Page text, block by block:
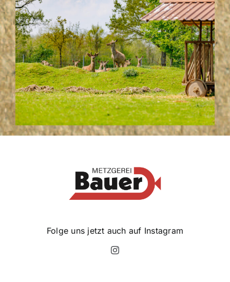
Folge uns jetzt auch auf Instagram